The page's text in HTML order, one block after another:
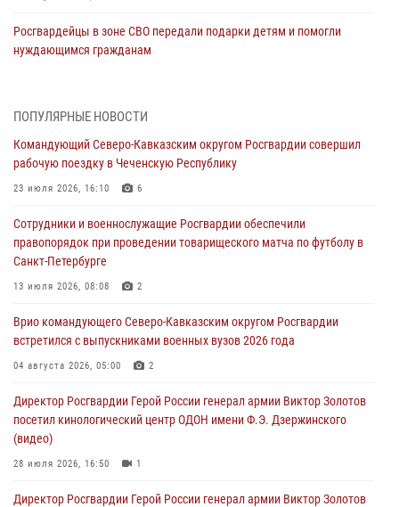
Росгвардейцы в зоне СВО передали подарки детям и помогли
нуждающимся гражданам
В Чеченской Республике пожарные расчеты Росгвардии и МЧС
09 августа 2026, 08:00
В Центральных регионах России продолжается ведомственная
09 августа 2026, 08:00
Лучшие футбольные команды Южного округа Росгвардии
определили на Кубани
В Кузбассе росгвардейцы помогли вернуть горожанке пропавшую
мать
ПОПУЛЯРНЫЕ НОВОСТИ
Командующий Северо-Кавказским округом Росгвардии совершил
рабочую поездку в Чеченскую Республику
23 июля 2026, 16:10 6
Сотрудники и военнослужащие Росгвардии обеспечили
правопорядок при проведении товарищеского матча по футболу в
Санкт-Петербурге
13 июля 2026, 08:08 2
Врио командующего Северо-Кавказским округом Росгвардии
встретился с выпускниками военных вузов 2026 года
04 августа 2026, 05:00 2
Директор Росгвардии Герой России генерал армии Виктор Золотов
посетил кинологический центр ОДОН имени Ф.Э. Дзержинского
(видео)
28 июля 2026, 16:50 1
Директор Росгвардии Герой России генерал армии Виктор Золотов